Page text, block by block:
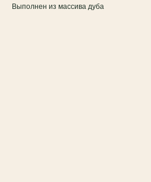
Выполнен из массива дуба